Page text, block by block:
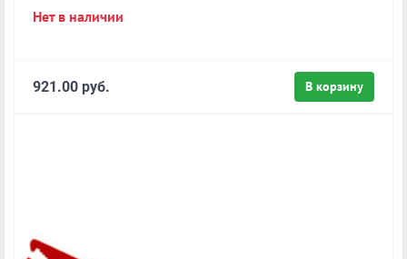
Нет в наличии
В корзину
921.00 руб.